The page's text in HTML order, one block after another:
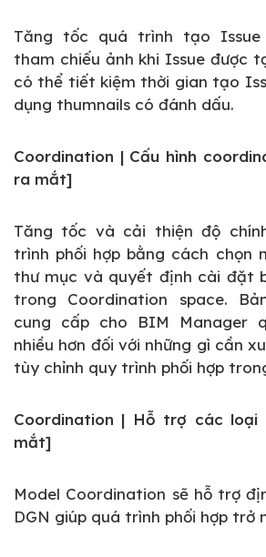
Tăng tốc quá trình tạo Issue
tham chiếu ảnh khi Issue được
có thể tiết kiệm thời gian tạo
dụng thumnails có đánh dấu.
Coordination | Cấu hình
ra mắt]
Tăng tốc và cải thiện độ
trình phối hợp bằng cách chọn
thư mục và quyết định cài đặt
trong Coordination space.
cung cấp cho BIM Manager
nhiều hơn đối với những gì cần
tùy chỉnh quy trình phối hợp
Coordination | Hỗ trợ các
mắt]
Model Coordination sẽ hỗ trợ
DGN giúp quá trình phối hợp trở